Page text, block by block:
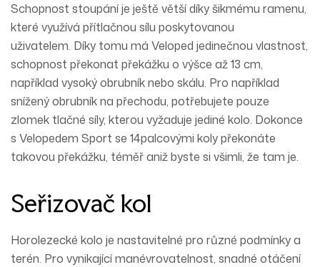
Schopnost stoupání je ještě větší díky šikmému ramenu,
které využívá přítlačnou sílu poskytovanou
uživatelem. Díky tomu má Veloped jedinečnou vlastnost,
schopnost překonat překážku o výšce až 13 cm,
například vysoký obrubník nebo skálu. Pro například
snížený obrubník na přechodu, potřebujete pouze
zlomek tlačné síly, kterou vyžaduje jediné kolo. Dokonce
s Velopedem Sport se 14palcovými koly překonáte
takovou překážku, téměř aniž byste si všimli, že tam je.
Seřizovač kol
Horolezecké kolo je nastavitelné pro různé podmínky a
terén. Pro vynikající manévrovatelnost, snadné otáčení